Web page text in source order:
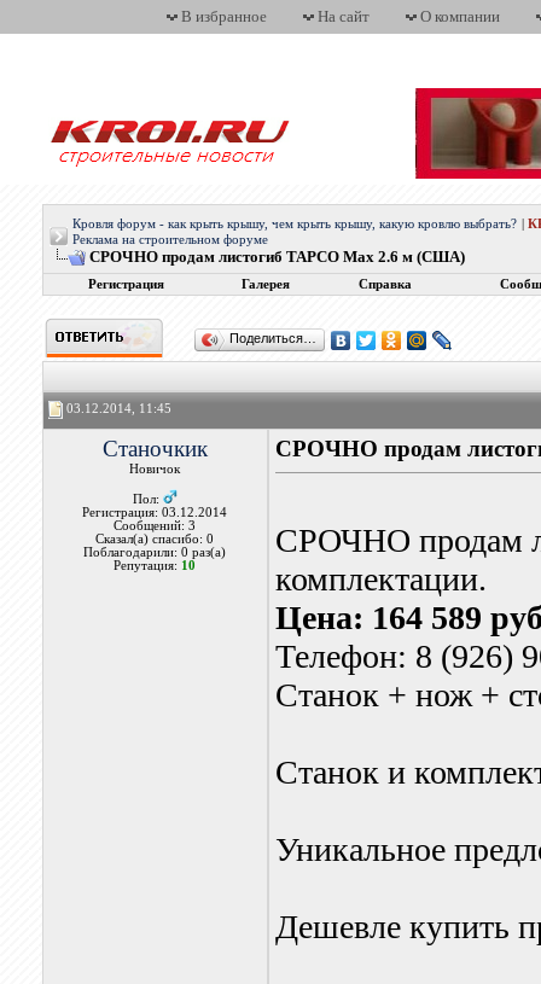
В избранное На сайт О компании
Кровля форум - как крыть крышу, чем крыть крышу, какую кровлю выбрать?
Реклама на строительном форуме
СРОЧНО продам листогиб TAPCO Max 2.6 м (США)
Регистрация Галерея Справка
Поделиться…
03.12.2014, 11:45
Станочкик
Новичок
Пол:
Регистрация: 03.12.2014
Сообщений: 3
Сказал(а) спасибо: 0
Поблагодарили: 0 раз(а)
Репутация: 10
СРОЧНО продам
СРОЧНО продам
комплектации.
Цена: 164 589
Телефон: 8 (926)
Станок + нож +
Станок и
Уникальное
Дешевле купить